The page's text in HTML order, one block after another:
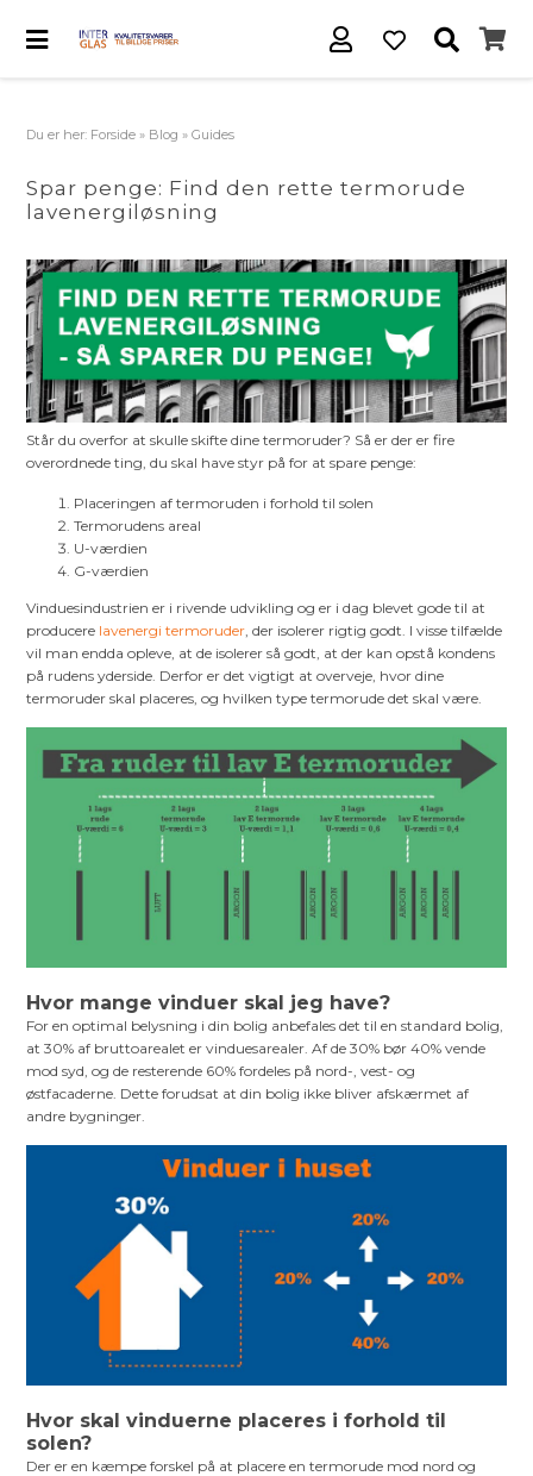
Du er her: Forside » Blog »Guides
Spar penge: Find den rette termorude
lavenergiløsning
Står du overfor at skulle skifte dine termoruder? Så er der er fire
overordnede ting, du skal have styr på for at spare penge:
Placeringen af termoruden i forhold til solen
Termorudens areal
U-værdien
G-værdien
Vinduesindustrien er i rivende udvikling og er i dag blevet gode til at
producere lavenergi termoruder, der isolerer rigtig godt. I visse tilfælde
vil man endda opleve, at de isolerer så godt, at der kan opstå kondens
på rudens yderside. Derfor er det vigtigt at overveje, hvor dine
termoruder skal placeres, og hvilken type termorude det skal være.
Hvor mange vinduer skal jeg have?
For en optimal belysning i din bolig anbefales det til en standard bolig,
at 30% af bruttoarealet er vinduesarealer. Af de 30% bør 40% vende
mod syd, og de resterende 60% fordeles på nord-, vest- og
østfacaderne. Dette forudsat at din bolig ikke bliver afskærmet af
andre bygninger.
Hvor skal vinduerne placeres i forhold til
solen?
Der er en kæmpe forskel på at placere en termorude mod nord og